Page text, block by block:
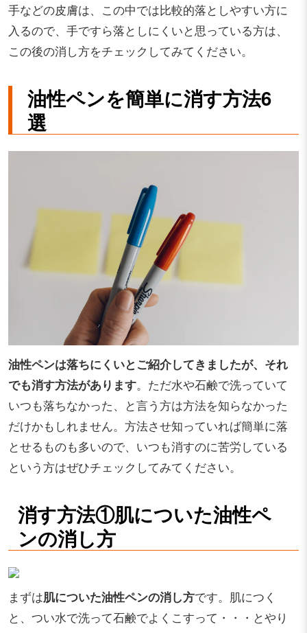
手などの皮膚は、この中では比較的落としやすい方に
入るので、手ですら落としにくいと思っている方は、
この後の消し方をチェックしてみてください。
油性ペンを簡単に消す方法6
選
油性ペンは落ちにくいとご紹介してきましたが、それ
でも消す方法があります。ただ水や石鹸で洗っていて
いつも落ちなかった、と言う方は方法を知らなかった
だけかもしれません。方法させ知っていれば簡単に落
とせるものも多いので、いつも消すのに苦労している
という方はぜひチェックしてみてください。
消す方法①肌についた油性ペ
ンの消し方
まずは肌についた油性ペンの消し方です。肌につく
と、つい水で洗って石鹸でよくこすって・・・とやり